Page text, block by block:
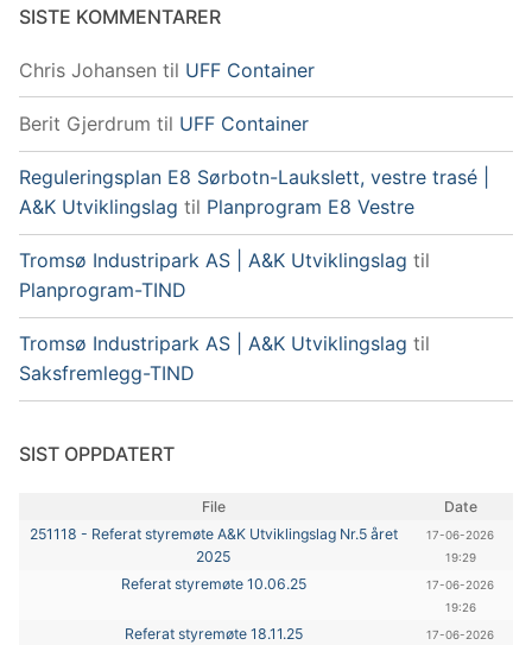
SISTE KOMMENTARER
Chris Johansen til UFF Container
Berit Gjerdrum til UFF Container
Reguleringsplan E8 Sørbotn-Laukslett, vestre trasé |
A&K Utviklingslag til Planprogram E8 Vestre
Tromsø Industripark AS | A&K Utviklingslag til
Planprogram-TIND
Tromsø Industripark AS | A&K Utviklingslag til
Saksfremlegg-TIND
SIST OPPDATERT
File
Date
251118 - Referat styremøte A&K Utviklingslag Nr.5 året
2025
17-06-2026
19:29
Referat styremøte 10.06.25
17-06-2026
19:26
Referat styremøte 18.11.25 17-06-2026